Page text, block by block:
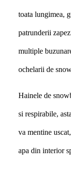
toata lungimea,
patrunderii
multiple
ochelarii de
Hainele de
si respirabile,
va mentine
apa din interior